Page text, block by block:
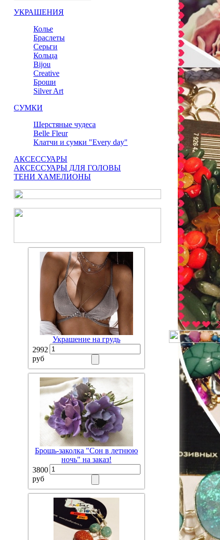
УКРАШЕНИЯ
Колье
Браслеты
Серьги
Кольца
Bijou
Сreative
Броши
Silver Art
СУМКИ
Шерстяные чудеса
Belle Fleur
Клатчи и сумки "Every day"
АКСЕССУАРЫ
АКСЕССУАРЫ ДЛЯ ГОЛОВЫ
ТЕНИ ХАМЕЛИОНЫ
Украшение на грудь
2992
руб
Брошь-заколка "Сон в летнюю
ночь" на заказ!
3800
руб